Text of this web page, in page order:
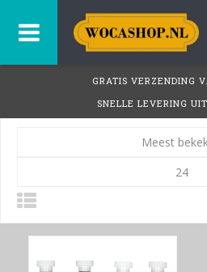
GRATIS VERZENDING
SNELLE LEVERING
Meest
24